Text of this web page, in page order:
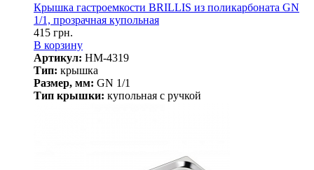
Крышка гастроемкости BRILLIS из поликарбоната GN
1/1, прозрачная купольная
415 грн.
В корзину
Артикул: HM-4319
Тип: крышка
Размер, мм: GN 1/1
Тип крышки: купольная с ручкой